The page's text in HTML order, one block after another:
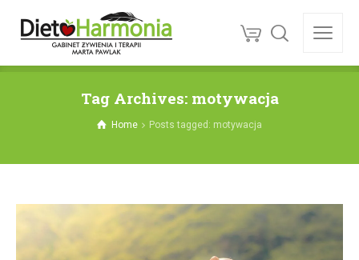
Tag Archives: motywacja
Home Posts tagged: motywacja